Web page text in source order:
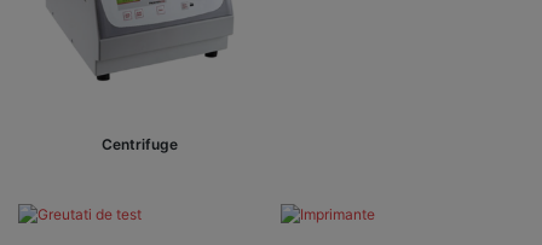
Centrifuge